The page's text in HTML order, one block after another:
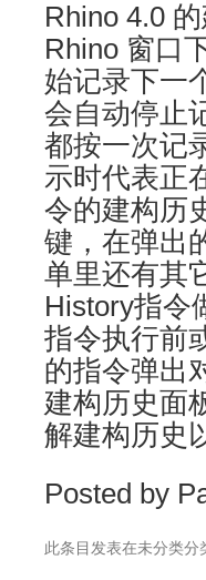
Rhino 4.0
Rhino 窗口
始记录下一
会自动停止
都按一次记
示时代表正
令的建构历
键，在弹出
单里还有其
History指令
指令执行前
的指令弹出
建构历史面
解建构历史
Posted by
此条目发表在未分类分